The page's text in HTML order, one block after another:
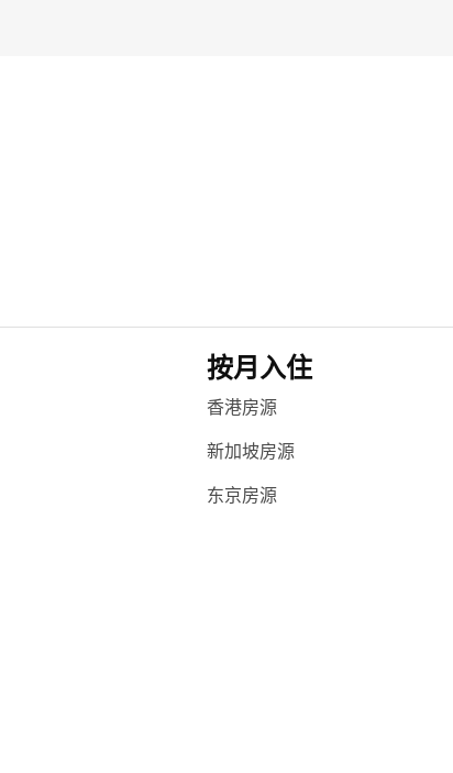
按月入住
香港房源
新加坡房源
东京房源